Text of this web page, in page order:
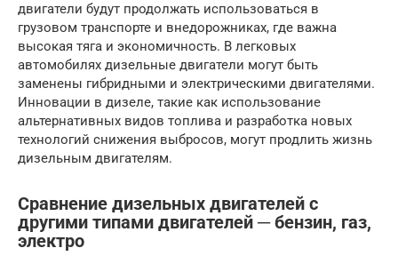
двигатели будут продолжать использоваться в
грузовом транспорте и внедорожниках, где важна
высокая тяга и экономичность. В легковых
автомобилях дизельные двигатели могут быть
заменены гибридными и электрическими двигателями.
Инновации в дизеле, такие как использование
альтернативных видов топлива и разработка новых
технологий снижения выбросов, могут продлить жизнь
дизельным двигателям.
Сравнение дизельных двигателей с
другими типами двигателей ─ бензин, газ,
электро